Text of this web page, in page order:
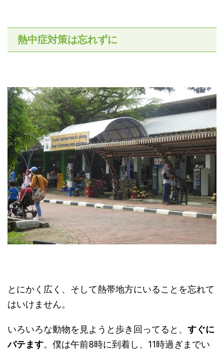
熱中症対策は忘れずに
とにかく広く、そして熱帯地方にいることを忘れて
はいけません。
いろいろな動物を見ようと歩き回ってると、 すぐに
バテます。僕は午前8時に到着し、11時過ぎまでい